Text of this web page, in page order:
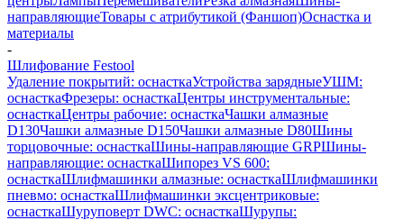
направляющиеТовары с атрибутикой (Фаншоп)Оснастка и
материалы
-
Шлифование Festool
Удаление покрытий: оснасткаУстройства зарядныеУШМ:
оснасткаФрезеры: оснасткаЦентры инструментальные:
оснасткаЦентры рабочие: оснасткаЧашки алмазные
D130Чашки алмазные D150Чашки алмазные D80Шины
торцовочные: оснасткаШины-направляющие GRPШины-
направляющие: оснасткаШипорез VS 600:
оснасткаШлифмашинки алмазные: оснасткаШлифмашинки
пневмо: оснасткаШлифмашинки эксцентриковые:
оснасткаШуруповерт DWC: оснасткаШурупы: